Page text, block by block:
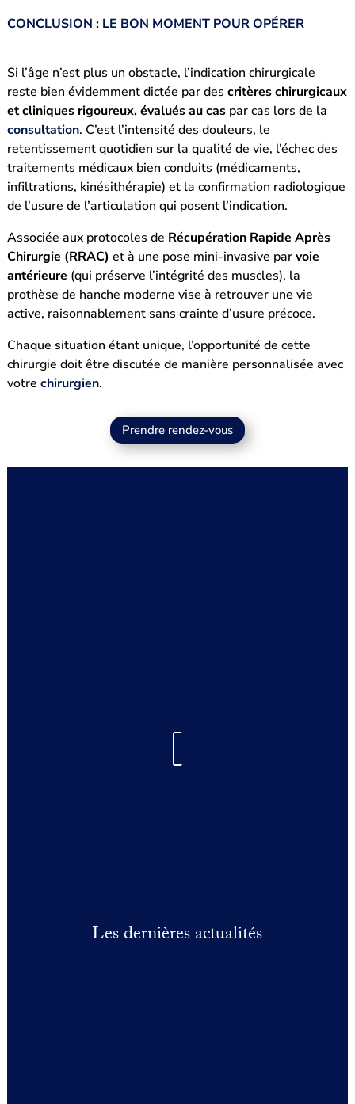
CONCLUSION : LE BON MOMENT POUR OPÉRER
Si l’âge n’est plus un obstacle, l’indication chirurgicale
reste bien évidemment dictée par des critères chirurgicaux
et cliniques rigoureux, évalués au cas par cas lors de la
consultation. C’est l’intensité des douleurs, le
retentissement quotidien sur la qualité de vie, l’échec des
traitements médicaux bien conduits (médicaments,
infiltrations, kinésithérapie) et la confirmation radiologique
de l’usure de l’articulation qui posent l’indication.
Associée aux protocoles de Récupération Rapide Après
Chirurgie (RRAC) et à une pose mini-invasive parvoie
antérieure (qui préserve l’intégrité des muscles), la
prothèse de hanche moderne vise à retrouver une vie
active, raisonnablement sans crainte d’usure précoce.
Chaque situation étant unique, l’opportunité de cette
chirurgie doit être discutée de manière personnalisée avec
votre chirurgien.
Prendre rendez-vous
Les dernières actualités